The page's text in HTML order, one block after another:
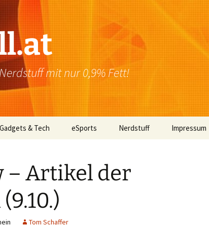
mit nur 0,9% Fett!
Mac OS
Linux
Browser
& Tech eSports Nerdstuff Impressum
– Artikel der
Tom Schaffer